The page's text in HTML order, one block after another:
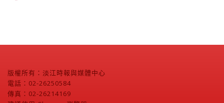
版權所有：淡江時報與媒體中心
電話：02-26250584
傳真：02-26214169